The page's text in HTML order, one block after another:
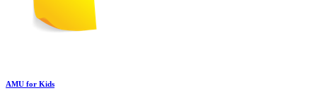
AMU for Kids